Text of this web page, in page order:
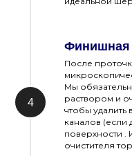
Финишная
После
Мы
раствором и
чтобы удалить
каналов (если
поверхности .
очистителя